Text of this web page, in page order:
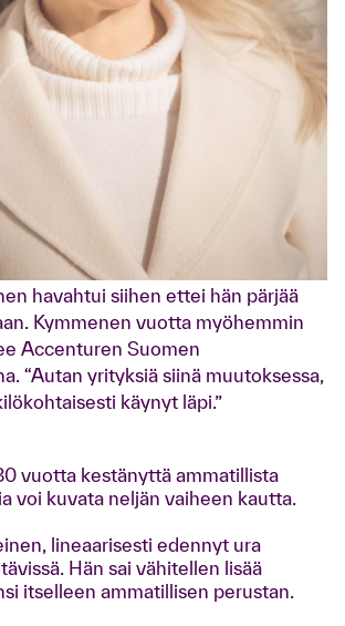
havahtui siihen ettei hän pärjää
Kymmenen vuotta myöhemmin
Accenturen Suomen
“Autan yrityksiä siinä muutoksessa,
käynyt läpi.”
vuotta kestänyttä ammatillista
voi kuvata neljän vaiheen kautta.
lineaarisesti edennyt ura
Hän sai vähitellen lisää
itselleen ammatillisen perustan.